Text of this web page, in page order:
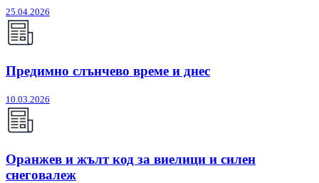
25.04.2026
Предимно слънчево време и днес
10.03.2026
Оранжев и жълт код за виелици и силен
снеговалеж